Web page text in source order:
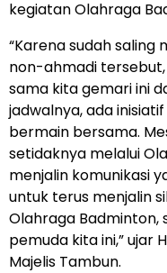
kegiatan Olahraga
“Karena sudah
non-ahmadi
sama kita gemari ini
jadwalnya, ada
bermain bersama.
setidaknya melalui
menjalin komunikasi
untuk terus menjalin
Olahraga
pemuda kita ini,” ujar
Majelis Tambun.